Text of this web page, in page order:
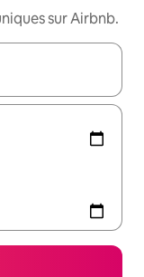
sur Airbnb.
les en utilisant